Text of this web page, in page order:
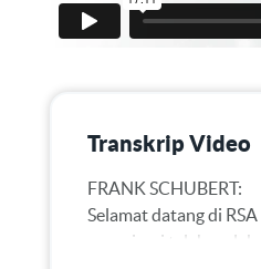
Transkrip Video
FRANK SCHUBERT:
Selamat datang di
organisasi telah